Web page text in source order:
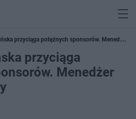
przyciąga potężnych sponsorów. Menedżer
przyciąga
Menedżer